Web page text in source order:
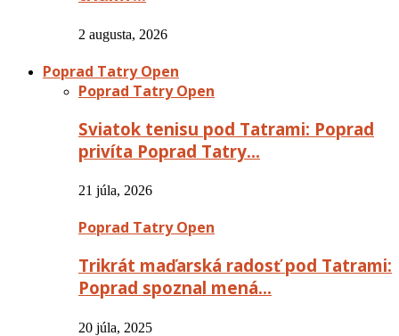
2 augusta, 2026
Poprad Tatry Open
Poprad Tatry Open
Sviatok tenisu pod Tatrami: Poprad
privíta Poprad Tatry…
21 júla, 2026
Poprad Tatry Open
Trikrát maďarská radosť pod Tatrami:
Poprad spoznal mená…
20 júla, 2025